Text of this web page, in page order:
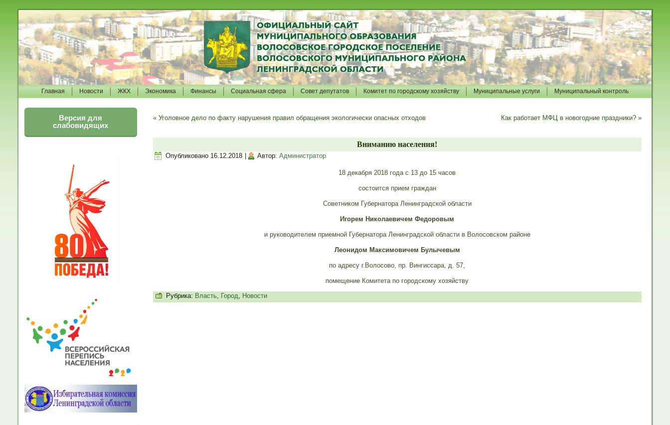
Главная Новости ЖКХ Экономика Финансы Социальная сфера Совет депутатов Комитет по городскому хозяйству Муниципальные услуги Муниципальный контроль
Версия для
слабовидящих
« Уголовное дело по факту нарушения правил обращения экологически опасных отходов Как работает МФЦ в новогодние праздники?»
Вниманию населения!
Опубликовано 16.12.2018 Автор: Администратор
18 декабря 2018 года с 13 до 15 часов
состоится прием граждан
Советником Губернатора Ленинградской области
Игорем Николаевичем Федоровым
и руководителем приемной Губернатора Ленинградской области в Волосовском районе
Леонидом Максимовичем Булычевым
по адресу г.Волосово, пр. Вингиссара, д. 57,
помещение Комитета по городскому хозяйству
Рубрика: Власть, Город, Новости